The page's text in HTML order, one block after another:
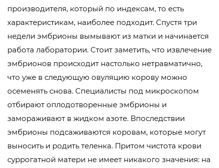
производителя, который по индексам, то есть
характеристикам, наиболее подходит. Спустя три
недели эмбрионы вымывают из матки и начинается
работа лаборатории. Стоит заметить, что извлечение
эмбрионов происходит настолько нетравматично,
что уже в следующую овуляцию корову можно
осеменять снова. Специалисты под микроскопом
отбирают оплодотворенные эмбрионы и
замораживают в жидком азоте. Впоследствии
эмбрионы подсаживаются коровам, которые могут
выносить и родить теленка. Притом чистота крови
суррогатной матери не имеет никакого значения: на